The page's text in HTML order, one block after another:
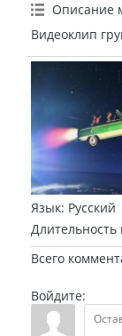
Описание
Видеоклип
Язык: Русский
Длительность
Всего
Войдите: